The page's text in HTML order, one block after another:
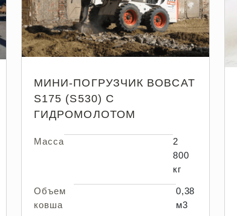
МИНИ-ПОГРУЗЧИК BOBCAT
S175 (S530) С
ГИДРОМОЛОТОМ
Масса
2
800
кг
Объем
ковша
0,38
м3